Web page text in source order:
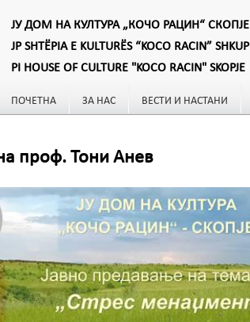
ЈУ ДОМ НА КУЛТУРА „КОЧО РАЦИН“ СКОПЈЕ
JP SHTËPIA E KULTURËS “KOCO RACIN” SHKUP
PI HOUSE OF CULTURE "KOCO RACIN" SKOPJE
ПОЧЕТНА ЗА НАС ВЕСТИ И НАСТАНИ
проф. Тони Анев